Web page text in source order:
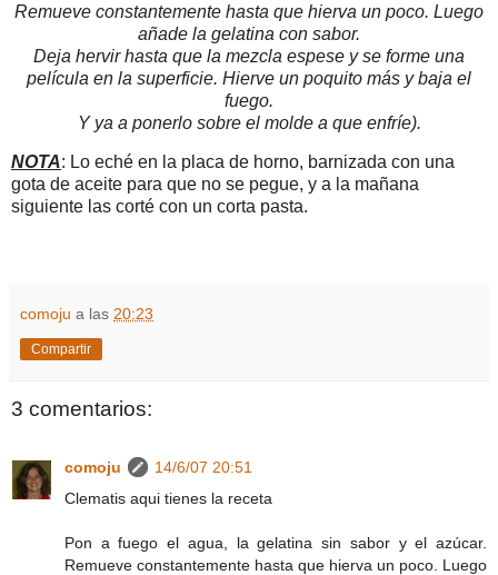
Remueve constantemente hasta que hierva un poco. Luego
añade la gelatina con sabor.
Deja hervir hasta que la mezcla espese y se forme una
película en la superficie. Hierve un poquito más y baja el
fuego.
Y ya a ponerlo sobre el molde a que enfríe).
NOTA: Lo eché en la placa de horno, barnizada con una
gota de aceite para que no se pegue, y a la mañana
siguiente las corté con un corta pasta.
comoju a las 20:23
Compartir
3 comentarios:
comoju
14/6/07 20:51
Clematis aqui tienes la receta
Pon a fuego el agua, la gelatina sin sabor y el azúcar.
Remueve constantemente hasta que hierva un poco. Luego